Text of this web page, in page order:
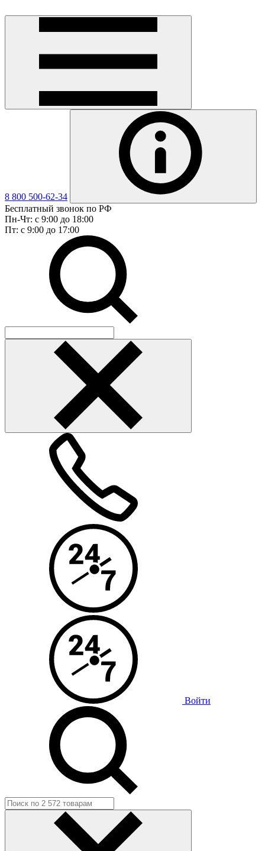
8 800 500-62-34
Бесплатный звонок по РФ
Пн-Чт: с 9:00 до 18:00
Пт: с 9:00 до 17:00
Войти